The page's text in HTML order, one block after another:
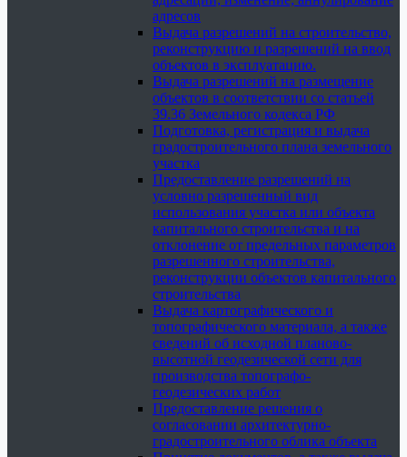
адресов
Выдача разрешений на строительство,
реконструкцию и разрешений на ввод
объектов в эксплуатацию.
Выдача разрешений на размещение
объектов в соответствии со статьей
39.36 Земельного кодекса РФ
Подготовка, регистрация и выдача
градостроительного плана земельного
участка
Предоставление разрешений на
условно разрешенный вид
использования участка или объекта
капитального строительства и на
отклонение от предельных параметров
разрешенного строительства,
реконструкции объектов капитального
строительства
Выдача картографического и
топографического материала, а также
сведений об исходной планово-
высотной геодезической сети для
производства топографо-
геодезических работ
Предоставление решения о
согласовании архитектурно-
градостроительного облика объекта